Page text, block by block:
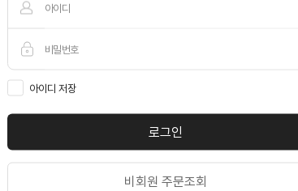
아이디 저장
로그인
비회원 주문조회